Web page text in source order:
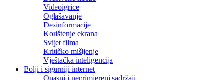
Videoigrice
Oglašavanje
Dezinformacije
Korištenje ekrana
Svijet filma
Kritičko mišljenje
Vještačka inteligencija
Bolji i sigurniji internet
Opasni i neprimjereni sadržaji